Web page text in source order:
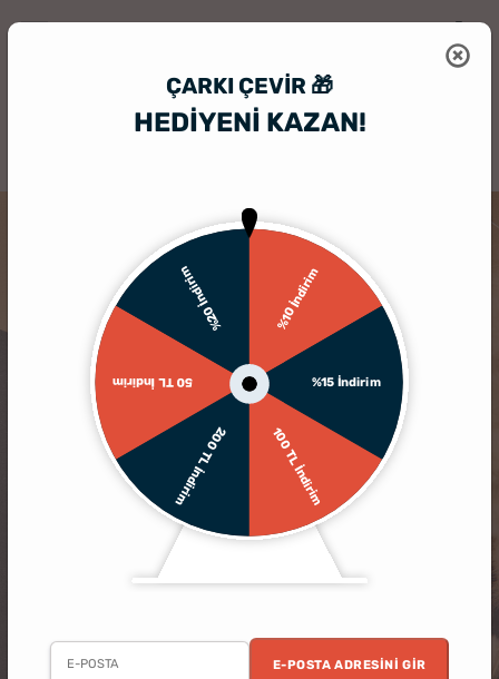
ÇARKI ÇEVIR 🎁
HEDİYENİ KAZAN!
%10 İndirim
%15 İndirim
100 TL İndirim
200 TL İndirim
50 TL İndirim
%20 İndirim
E-POSTA ADRESINI GIR